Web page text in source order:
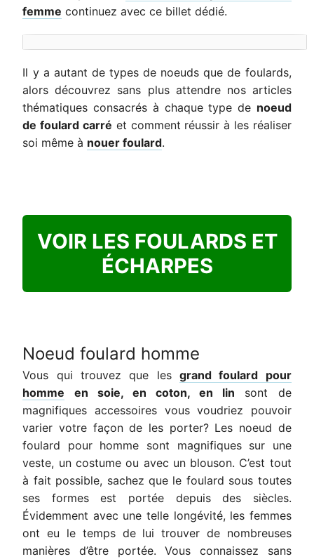
femme continuez avec ce billet dédié.
Il y a autant de types de noeuds que de foulards,
alors découvrez sans plus attendre nos articles
thématiques consacrés à chaque type de noeud
de foulard carré et comment réussir à les réaliser
soi même à nouer foulard.
VOIR LES FOULARDS ET
ÉCHARPES
Noeud foulard homme
Vous qui trouvez que les grand foulard pour
homme en soie, en coton, en lin sont de
magnifiques accessoires vous voudriez pouvoir
varier votre façon de les porter? Les noeud de
foulard pour homme sont magnifiques sur une
veste, un costume ou avec un blouson. C’est tout
à fait possible, sachez que le foulard sous toutes
ses formes est portée depuis des siècles.
Évidemment avec une telle longévité, les femmes
ont eu le temps de lui trouver de nombreuses
manières d’être portée. Vous connaissez sans